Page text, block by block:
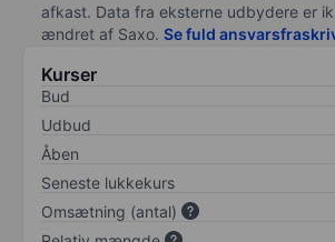
afkast. Data fra eksterne udbydere er
ændret af Saxo. Se fuld
Kurser
Bud
Udbud
Åben
Seneste lukkekurs
Omsætning (antal)